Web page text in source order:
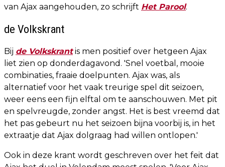
van Ajax aangehouden, zo schrijft Het Parool.
de Volkskrant
Bij de Volkskrantis men positief over hetgeen Ajax
liet zien op donderdagavond. 'Snel voetbal, mooie
combinaties, fraaie doelpunten. Ajax was, als
alternatief voor het vaak treurige spel dit seizoen,
weer eens een fijn elftal om te aanschouwen. Met pit
en spelvreugde, zonder angst. Het is best vreemd dat
het pas gebeurt nu het seizoen bijna voorbij is, in het
extraatje dat Ajax dolgraag had willen ontlopen.'
Ook in deze krant wordt geschreven over het feit dat